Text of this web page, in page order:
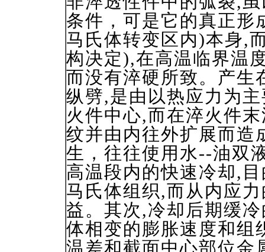
条件，可是它的真正形
马氏体转变区内)本身,
构决定),在高温临界温
而没有淬硬所致。产生
纵劈,是由以热应力为
火件中心,而在淬火件
纹并由内往外扩展而造
生，往往使用水--油双
高温段内的快速冷却,
马氏体组织,而从内应
益。其次,冷却后期缓
体相变的膨胀速度和组
温差和截面中心部位金